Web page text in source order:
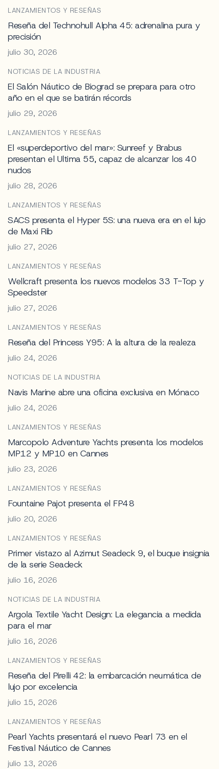
LANZAMIENTOS Y RESEÑAS
Reseña del Technohull Alpha 45: adrenalina pura y
precisión
julio 30, 2026
NOTICIAS DE LA INDUSTRIA
El Salón Náutico de Biograd se prepara para otro
año en el que se batirán récords
julio 29, 2026
LANZAMIENTOS Y RESEÑAS
El «superdeportivo del mar»: Sunreef y Brabus
presentan el Ultima 55, capaz de alcanzar los 40
nudos
julio 28, 2026
LANZAMIENTOS Y RESEÑAS
SACS presenta el Hyper 5S: una nueva era en el lujo
de Maxi Rib
julio 27, 2026
LANZAMIENTOS Y RESEÑAS
Wellcraft presenta los nuevos modelos 33 T-Top y
Speedster
julio 27, 2026
LANZAMIENTOS Y RESEÑAS
Reseña del Princess Y95: A la altura de la realeza
julio 24, 2026
NOTICIAS DE LA INDUSTRIA
Navis Marine abre una oficina exclusiva en Mónaco
julio 24, 2026
LANZAMIENTOS Y RESEÑAS
Marcopolo Adventure Yachts presenta los modelos
MP12 y MP10 en Cannes
julio 23, 2026
LANZAMIENTOS Y RESEÑAS
Fountaine Pajot presenta el FP48
julio 20, 2026
LANZAMIENTOS Y RESEÑAS
Primer vistazo al Azimut Seadeck 9, el buque insignia
de la serie Seadeck
julio 16, 2026
NOTICIAS DE LA INDUSTRIA
Argola Textile Yacht Design: La elegancia a medida
para el mar
julio 16, 2026
LANZAMIENTOS Y RESEÑAS
Reseña del Pirelli 42: la embarcación neumática de
lujo por excelencia
julio 15, 2026
LANZAMIENTOS Y RESEÑAS
Pearl Yachts presentará el nuevo Pearl 73 en el
Festival Náutico de Cannes
julio 13, 2026